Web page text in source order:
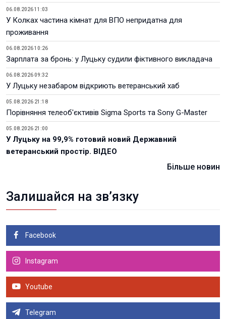
06.08.2026 11:03
У Колках частина кімнат для ВПО непридатна для
проживання
06.08.2026 10:26
Зарплата за бронь: у Луцьку судили фіктивного викладача
06.08.2026 09:32
У Луцьку незабаром відкриють ветеранський хаб
05.08.2026 21:18
Порівняння телеоб'єктивів Sigma Sports та Sony G-Master
05.08.2026 21:00
У Луцьку на 99,9% готовий новий Державний
ветеранський простір. ВІДЕО
Більше новин
Залишайся на зв’язку
Facebook
Instagram
Youtube
Telegram